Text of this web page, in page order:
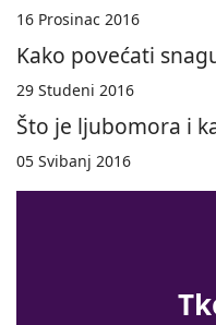
16 Prosinac 2016
Kako povećati
29 Studeni 2016
Što je ljubomora i
05 Svibanj 2016